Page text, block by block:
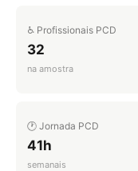
♿ Profissionais PCD
32
na amostra
🕐 Jornada PCD
41h
semanais